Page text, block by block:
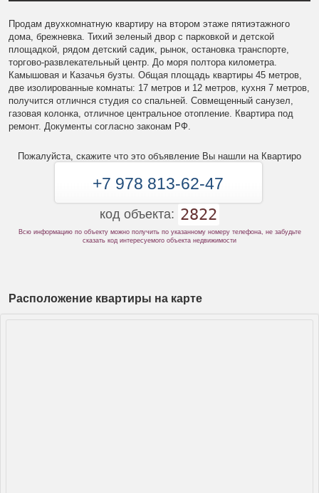
Продам двухкомнатную квартиру на втором этаже пятиэтажного
дома, брежневка. Тихий зеленый двор с парковкой и детской
площадкой, рядом детский садик, рынок, остановка транспорте,
торгово-развлекательный центр. До моря полтора километра.
Камышовая и Казачья бузты. Общая площадь квартиры 45 метров,
две изолированные комнаты: 17 метров и 12 метров, кухня 7 метров,
получится отличнся студия со спальней. Совмещенный санузел,
газовая колонка, отличное центральное отопление. Квартира под
ремонт. Документы согласно законам РФ.
Пожалуйста, скажите что это объявление Вы нашли на Квартиро
+7 978 813-62-47
код объекта: 2822
Всю информацию по объекту можно получить по указанному номеру телефона, не забудьте
сказать код интересуемого объекта недвижимости
Расположение квартиры на карте